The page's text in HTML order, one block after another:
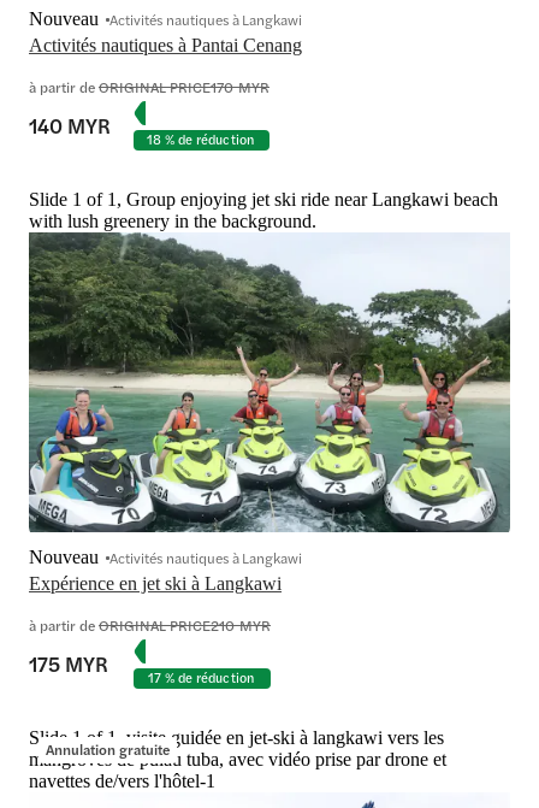
Activités nautiques à Pantai Cenang
Nouveau Activités nautiques à Langkawi
à partir deORIGINAL PRICE170 MYR
140 MYR 18 % de réduction
Slide 1 of 1, Group enjoying jet ski ride near Langkawi beach
with lush greenery in the background.
Expérience en jet ski à Langkawi
Nouveau Activités nautiques à Langkawi
à partir deORIGINAL PRICE210 MYR
175 MYR 17 % de réduction
Annulation gratuite
Slide 1 of 1, visite guidée en jet-ski à langkawi vers les
mangroves de pulau tuba, avec vidéo prise par drone et
navettes de/vers l'hôtel-1